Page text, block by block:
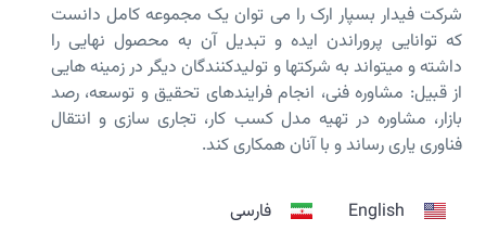
شرکت فیدار بسپار ارک را می توان یک مجموعه کامل دانست
که توانایی پروراندن ایده و تبدیل آن به محصول نهایی را
داشته و می­تواند به شرکت­ها و تولیدکنندگان دیگر در زمینه هایی
از قبیل: مشاوره فنی، انجام فرایندهای تحقیق و توسعه، رصد
بازار، مشاوره در تهیه مدل کسب کار، تجاری سازی و انتقال
فناوری یاری رساند و با آنان همکاری کند.
English فارسی